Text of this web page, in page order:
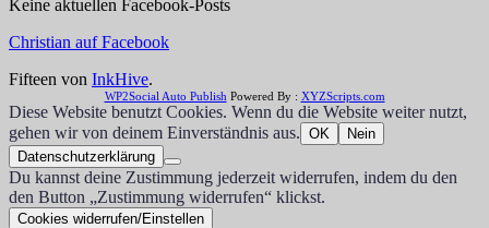
Keine aktuellen Facebook-Posts
Christian auf Facebook
Fifteen von InkHive.
WP2Social Auto Publish Powered By : XYZScripts.com
Diese Website benutzt Cookies. Wenn du die Website weiter nutzt,
gehen wir von deinem Einverständnis aus. OK
Nein
Datenschutzerklärung
Du kannst deine Zustimmung jederzeit widerrufen, indem du den
den Button „Zustimmung widerrufen“ klickst.
Cookies widerrufen/Einstellen